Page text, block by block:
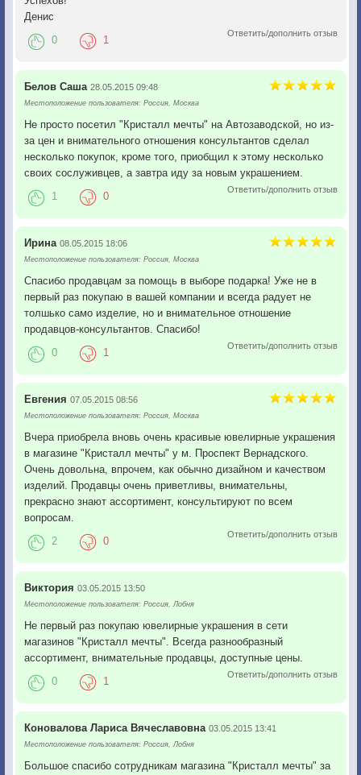
Денис
Ответить/дополнить отзыв
0 1
Белов Саша 28.05.2015 09:48
Местоположение пользователя: Россия, Москва
Не просто посетил "Кристалл мечты" на Автозаводской, но из-
за цен и внимательного отношения консультантов сделал
несколько покупок, кроме того, приобщил к этому несколько
своих сослуживцев, а завтра иду за новым украшением.
Ответить/дополнить отзыв
1 0
Ирина 08.05.2015 18:06
Местоположение пользователя: Россия, Москва
Спасибо продавцам за помощь в выборе подарка! Уже не в
первый раз покупаю в вашей компании и всегда радует не
толшько само изделие, но и внимательное отношение
продавцов-консультантов. Спасибо!
Ответить/дополнить отзыв
0 1
Евгения 07.05.2015 08:56
Местоположение пользователя: Россия, Москва
Вчера приобрела вновь очень красивые ювелирные украшения
в магазине "Кристалл мечты" у м. Проспект Вернадского.
Очень довольна, впрочем, как обычно дизайном и качеством
изделий. Продавцы очень приветливы, внимательны,
прекрасно знают ассортимент, консультируют по всем
вопросам.
Ответить/дополнить отзыв
2 0
Виктория 03.05.2015 13:50
Местоположение пользователя: Россия, Лобня
Не первый раз покупаю ювелирные украшения в сети
магазинов "Кристалл мечты". Всегда разнообразный
ассортимент, внимательные продавцы, доступные цены.
Ответить/дополнить отзыв
0 1
Коновалова Лариса Вячеславовна 03.05.2015 13:41
Местоположение пользователя: Россия, Лобня
Большое спасибо сотрудникам магазина "Кристалл мечты" за